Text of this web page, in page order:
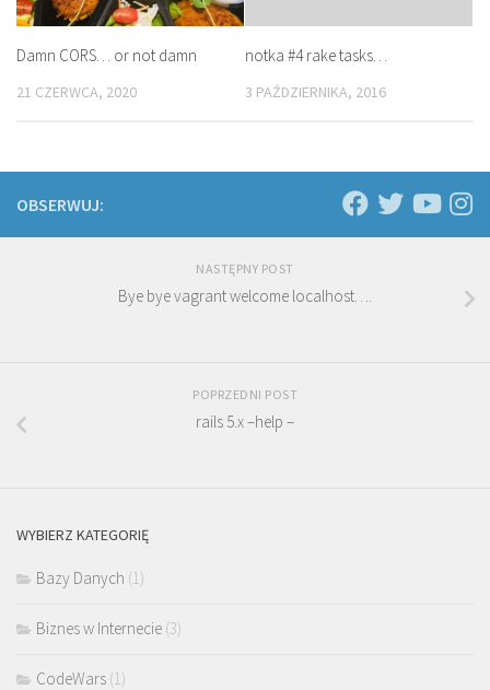
Damn CORS… or not damn
21 CZERWCA, 2020
notka #4 rake tasks…
3 PAŹDZIERNIKA, 2016
OBSERWUJ:
NASTĘPNY POST
Bye bye vagrant welcome localhost….
POPRZEDNI POST
rails 5.x –help –
WYBIERZ KATEGORIĘ
Bazy Danych (1)
Biznes w Internecie (3)
CodeWars (1)